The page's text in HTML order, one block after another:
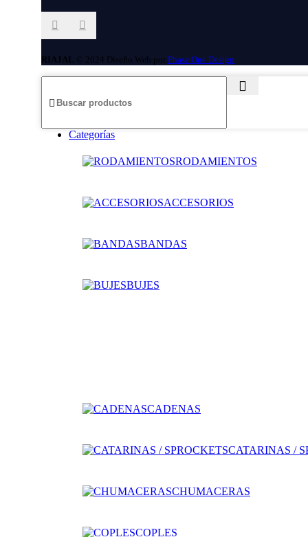
RIAJAL © 2024 Diseño Web por Phase One Design
Categorías
RODAMIENTOS
ACCESORIOS
BANDAS
BUJES
CADENAS
CATARINAS /
CHUMACERAS
COPLES